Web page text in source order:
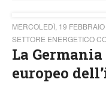
MERCOLEDÌ, 19
SETTORE ENERGETICO
La
europeo